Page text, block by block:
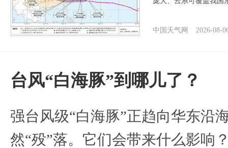
中国天气网 2026-08-
台风“白海豚”到哪儿了？
强台风级“白海豚”正趋向华东沿
然“殁”落。它们会带来什么影响